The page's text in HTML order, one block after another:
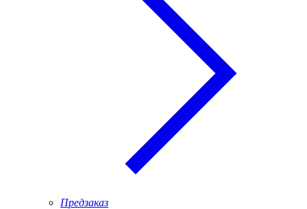
Предзаказ